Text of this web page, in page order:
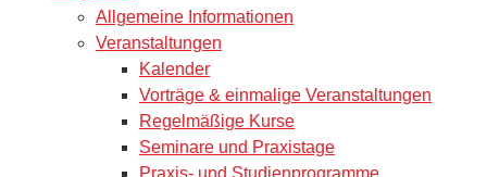
Allgemeine Informationen
Veranstaltungen
Kalender
Vorträge & einmalige Veranstaltungen
Regelmäßige Kurse
Seminare und Praxistage
Praxis- und Studienprogramme